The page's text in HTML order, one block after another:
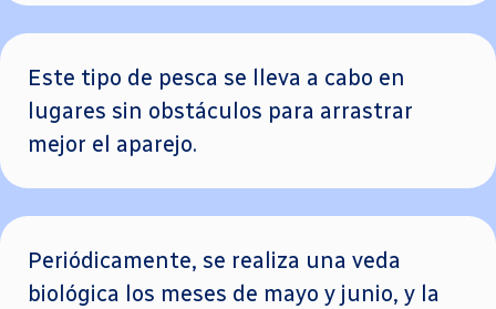
Este tipo de pesca se lleva a cabo en
lugares sin obstáculos para arrastrar
mejor el aparejo.
Periódicamente, se realiza una veda
biológica los meses de mayo y junio, y la